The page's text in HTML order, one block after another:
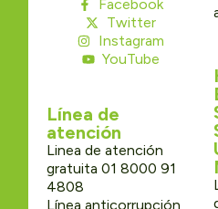
Facebook
Twitter
Instagram
YouTube
Línea de
atención
Linea de atención
gratuita 01 8000 91
4808
Línea anticorrupción